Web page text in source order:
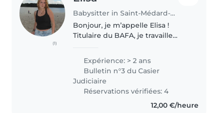
(1)
Babysitter in Saint-Médard-d'Eyrans
Bonjour, je m’appelle Elisa !
Titulaire du BAFA, je travaille
loisirs avec des enfants de
maternelle, tous les mercredis et
pendant les vacances scolaires...
Expérience: > 2 ans
Bulletin n°3 du Casier
Judiciaire
Réservations vérifiées: 4
12,00 €/heure